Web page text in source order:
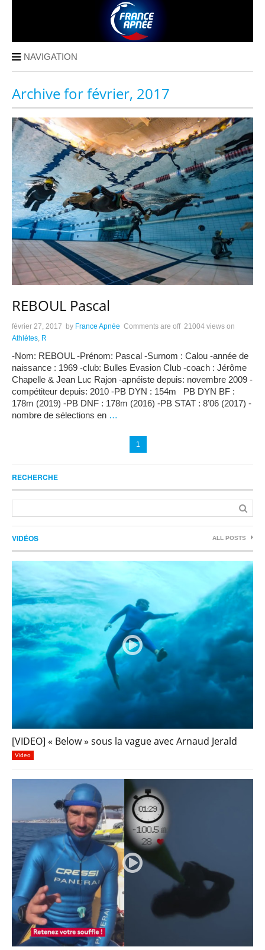
NAVIGATION
Archive for février, 2017
REBOUL Pascal
février 27, 2017 by France Apnée Comments are off 21004 views on
Athlètes, R
-Nom: REBOUL -Prénom: Pascal -Surnom : Calou -année de
naissance : 1969 -club: Bulles Evasion Club -coach : Jérôme
Chapelle & Jean Luc Rajon -apnéiste depuis: novembre 2009 -
compétiteur depuis: 2010 -PB DYN : 154m PB DYN BF :
178m (2019) -PB DNF : 178m (2016) -PB STAT : 8’06 (2017) -
nombre de sélections en …
1
RECHERCHE
VIDÉOS ALL POSTS
[VIDEO] « Below » sous la vague avec Arnaud Jerald
Video